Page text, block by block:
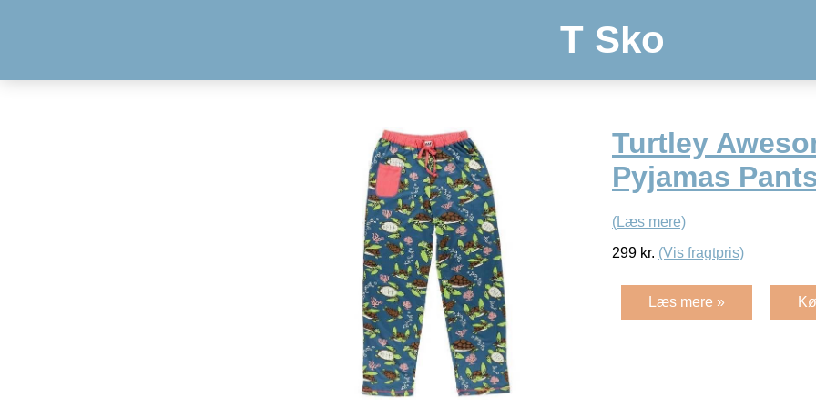
T Sko
Turtley
Pyjamas
(Læs mere)
299 kr. (Vis fragtpris)
Læs mere »